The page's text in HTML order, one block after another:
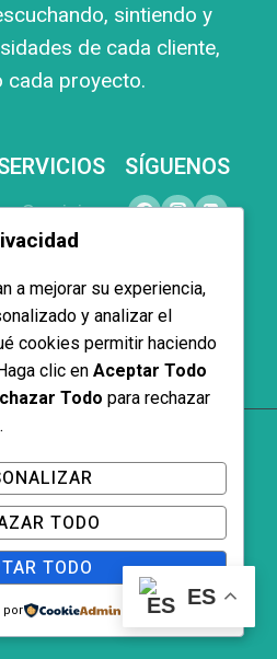
sintiendo y
de cada cliente,
cada proyecto.
Servicios
a
medida
SÍGUENOS
Mofexsa
de Privacidad
ES
a mejorar su experiencia,
y analizar el
cookies permitir haciendo
clic en Aceptar Todo
Todo para rechazar
TODO
TODO
por